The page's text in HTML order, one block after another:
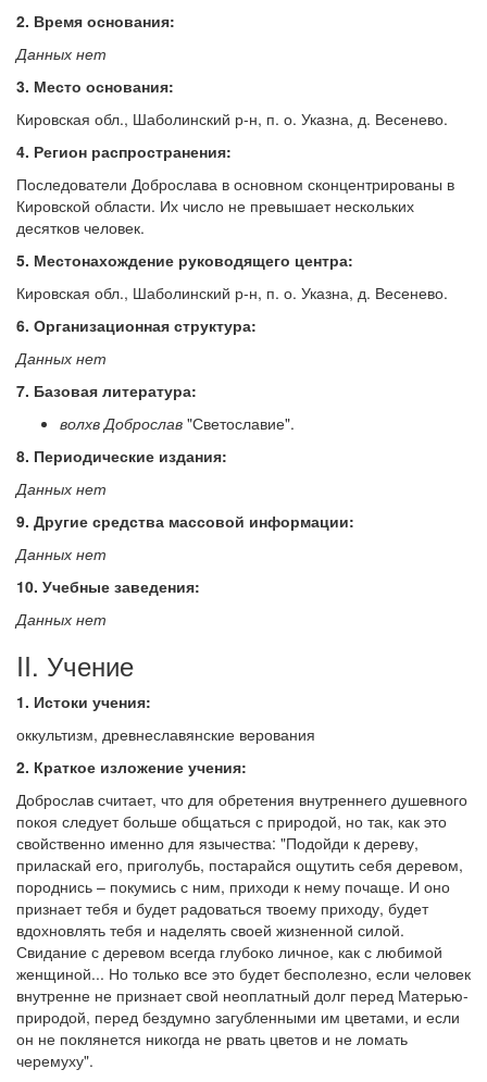
2. Время основания:
Данных нет
3. Место основания:
Кировская обл., Шаболинский р-н, п. о. Указна, д. Весенево.
4. Регион распространения:
Последователи Доброслава в основном сконцентрированы в
Кировской области. Их число не превышает нескольких
десятков человек.
5. Местонахождение руководящего центра:
Кировская обл., Шаболинский р-н, п. о. Указна, д. Весенево.
6. Организационная структура:
Данных нет
7. Базовая литература:
волхв Доброслав "Светославие".
8. Периодические издания:
Данных нет
9. Другие средства массовой информации:
Данных нет
10. Учебные заведения:
Данных нет
II. Учение
1. Истоки учения:
оккультизм, древнеславянские верования
2. Краткое изложение учения:
Доброслав считает, что для обретения внутреннего душевного
покоя следует больше общаться с природой, но так, как это
свойственно именно для язычества: "Подойди к дереву,
приласкай его, приголубь, постарайся ощутить себя деревом,
породнись – покумись с ним, приходи к нему почаще. И оно
признает тебя и будет радоваться твоему приходу, будет
вдохновлять тебя и наделять своей жизненной силой.
Свидание с деревом всегда глубоко личное, как с любимой
женщиной... Но только все это будет бесполезно, если человек
внутренне не признает свой неоплатный долг перед Матерью-
природой, перед бездумно загубленными им цветами, и если
он не поклянется никогда не рвать цветов и не ломать
черемуху".